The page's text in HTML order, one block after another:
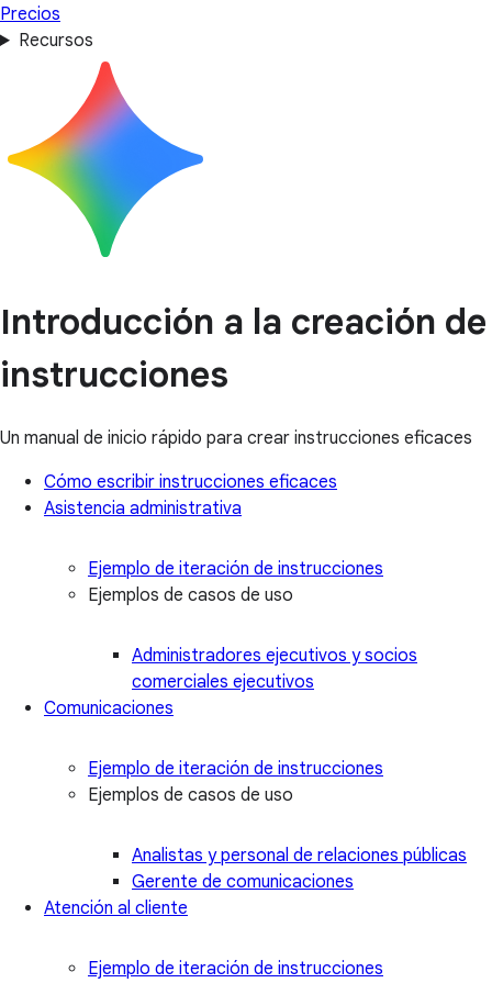
Precios
Recursos
Introducción a la creación de
instrucciones
Un manual de inicio rápido para crear instrucciones eficaces
Cómo escribir instrucciones eficaces
Asistencia administrativa
Ejemplo de iteración de instrucciones
Ejemplos de casos de uso
Administradores ejecutivos y socios
comerciales ejecutivos
Comunicaciones
Ejemplo de iteración de instrucciones
Ejemplos de casos de uso
Analistas y personal de relaciones públicas
Gerente de comunicaciones
Atención al cliente
Ejemplo de iteración de instrucciones